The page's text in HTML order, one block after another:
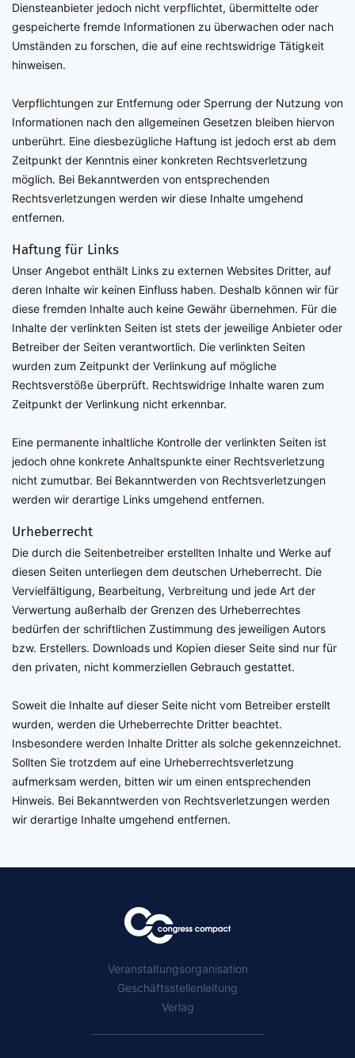
Diensteanbieter jedoch nicht verpflichtet, übermittelte oder
gespeicherte fremde Informationen zu überwachen oder nach
Umständen zu forschen, die auf eine rechtswidrige Tätigkeit
hinweisen.
Verpflichtungen zur Entfernung oder Sperrung der Nutzung von
Informationen nach den allgemeinen Gesetzen bleiben hiervon
unberührt. Eine diesbezügliche Haftung ist jedoch erst ab dem
Zeitpunkt der Kenntnis einer konkreten Rechtsverletzung
möglich. Bei Bekanntwerden von entsprechenden
Rechtsverletzungen werden wir diese Inhalte umgehend
entfernen.
Haftung für Links
Unser Angebot enthält Links zu externen Websites Dritter, auf
deren Inhalte wir keinen Einfluss haben. Deshalb können wir für
diese fremden Inhalte auch keine Gewähr übernehmen. Für die
Inhalte der verlinkten Seiten ist stets der jeweilige Anbieter oder
Betreiber der Seiten verantwortlich. Die verlinkten Seiten
wurden zum Zeitpunkt der Verlinkung auf mögliche
Rechtsverstöße überprüft. Rechtswidrige Inhalte waren zum
Zeitpunkt der Verlinkung nicht erkennbar.
Eine permanente inhaltliche Kontrolle der verlinkten Seiten ist
jedoch ohne konkrete Anhaltspunkte einer Rechtsverletzung
nicht zumutbar. Bei Bekanntwerden von Rechtsverletzungen
werden wir derartige Links umgehend entfernen.
Urheberrecht
Die durch die Seitenbetreiber erstellten Inhalte und Werke auf
diesen Seiten unterliegen dem deutschen Urheberrecht. Die
Vervielfältigung, Bearbeitung, Verbreitung und jede Art der
Verwertung außerhalb der Grenzen des Urheberrechtes
bedürfen der schriftlichen Zustimmung des jeweiligen Autors
bzw. Erstellers. Downloads und Kopien dieser Seite sind nur für
den privaten, nicht kommerziellen Gebrauch gestattet.
Soweit die Inhalte auf dieser Seite nicht vom Betreiber erstellt
wurden, werden die Urheberrechte Dritter beachtet.
Insbesondere werden Inhalte Dritter als solche gekennzeichnet.
Sollten Sie trotzdem auf eine Urheberrechtsverletzung
aufmerksam werden, bitten wir um einen entsprechenden
Hinweis. Bei Bekanntwerden von Rechtsverletzungen werden
wir derartige Inhalte umgehend entfernen.
Veranstaltungsorganisation
Geschäftsstellenleitung
Verlag